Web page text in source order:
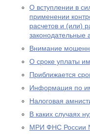
О вступлении в
применении
расчетов и (или)
законодательные
Внимание
О сроке уплаты
Приближается
Информация по
Налоговая
В каких случаях
МРИ ФНС России